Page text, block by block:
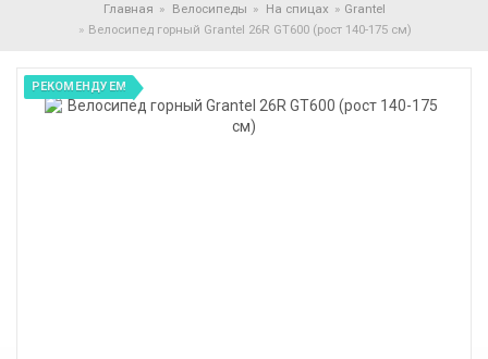
Главная Велосипеды На спицах
Grantel
Велосипед горный Grantel 26R GT600 (рост 140-175 см)
РЕКОМЕНДУЕМ